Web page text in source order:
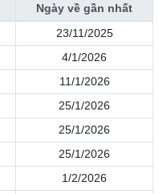
Ngày về gần nhất
23/11/2025
4/1/2026
11/1/2026
25/1/2026
25/1/2026
25/1/2026
1/2/2026